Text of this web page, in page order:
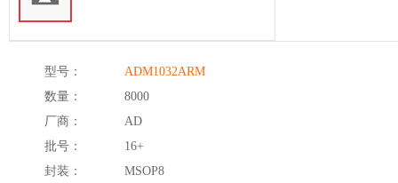
型号：
ADM1032ARM
数量：
8000
厂商：
AD
批号：
16+
封装：
MSOP8